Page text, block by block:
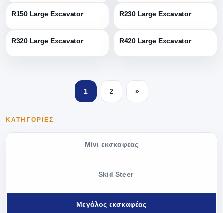
ΚΑΤΗΓΟΡΊΕΣ
Μίνι εκσκαφέας
Skid Steer
Μεγάλος εκσκαφέας
R150 Large Excavator R230 Large Excavator
R320 Large Excavator R420 Large Excavator
1 2 »